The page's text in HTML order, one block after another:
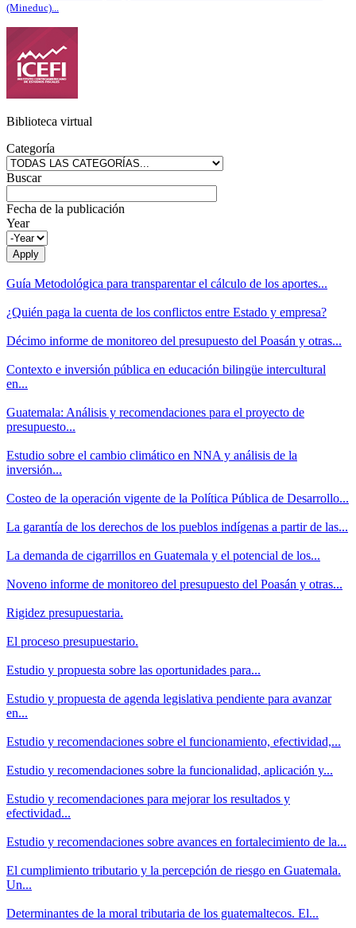
(Mineduc)...
Biblioteca virtual
Categoría
Buscar
Fecha de la publicación
Year
Guía Metodológica para transparentar el cálculo de los aportes...
¿Quién paga la cuenta de los conflictos entre Estado y empresa?
Décimo informe de monitoreo del presupuesto del Poasán y otras...
Contexto e inversión pública en educación bilingüe intercultural
en...
Guatemala: Análisis y recomendaciones para el proyecto de
presupuesto...
Estudio sobre el cambio climático en NNA y análisis de la
inversión...
Costeo de la operación vigente de la Política Pública de Desarrollo...
La garantía de los derechos de los pueblos indígenas a partir de las...
La demanda de cigarrillos en Guatemala y el potencial de los...
Noveno informe de monitoreo del presupuesto del Poasán y otras...
Rigidez presupuestaria.
El proceso presupuestario.
Estudio y propuesta sobre las oportunidades para...
Estudio y propuesta de agenda legislativa pendiente para avanzar
en...
Estudio y recomendaciones sobre el funcionamiento, efectividad,...
Estudio y recomendaciones sobre la funcionalidad, aplicación y...
Estudio y recomendaciones para mejorar los resultados y
efectividad...
Estudio y recomendaciones sobre avances en fortalecimiento de la...
El cumplimiento tributario y la percepción de riesgo en Guatemala.
Un...
Determinantes de la moral tributaria de los guatemaltecos. El...